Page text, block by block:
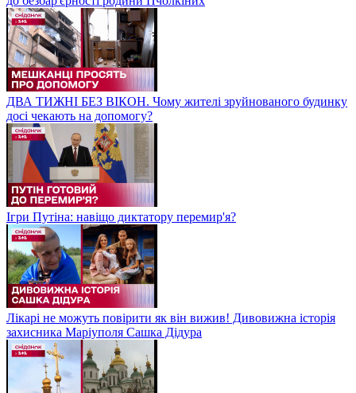
ДВА ТИЖНІ БЕЗ ВІКОН. Чому жителі зруйнованого будинку
досі чекають на допомогу?
Ігри Путіна: навіщо диктатору перемир'я?
Лікарі не можуть повірити як він вижив! Дивовижна історія
захисника Маріуполя Сашка Дідура